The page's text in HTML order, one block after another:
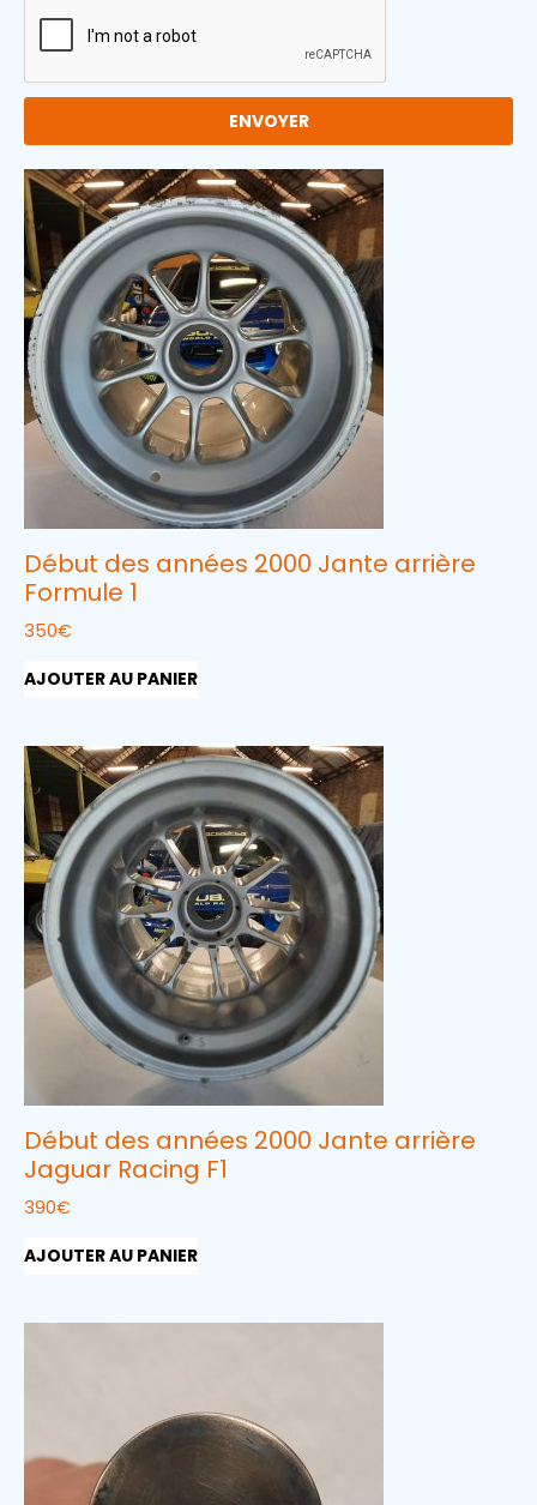
ENVOYER
Début des années 2000 Jante arrière
Formule 1
350€
AJOUTER AU PANIER
Début des années 2000 Jante arrière
Jaguar Racing F1
390€
AJOUTER AU PANIER